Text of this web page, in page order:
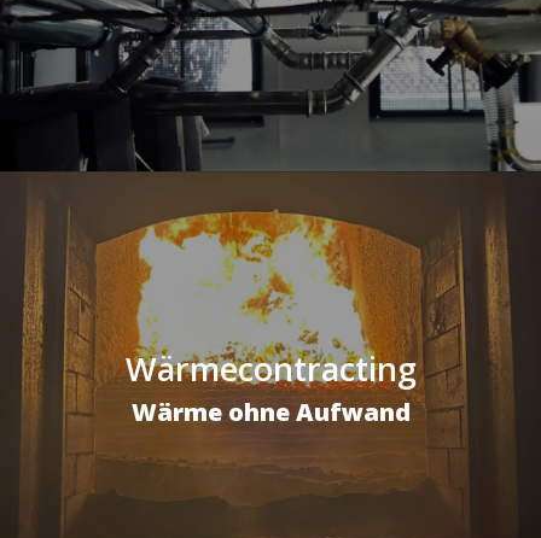
Wärmecontracting
Wärme ohne Aufwand